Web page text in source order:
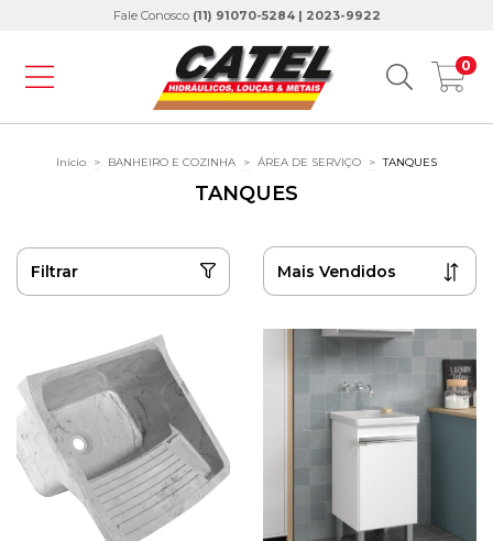
Fale Conosco (11) 91070-5284 | 2023-9922
0
Início > BANHEIRO E COZINHA > ÁREA DE SERVIÇO > TANQUES
TANQUES
Filtrar